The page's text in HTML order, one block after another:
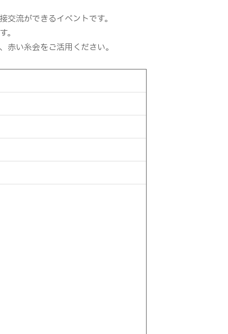
流ができるイベントです。
。
い糸会をご活用ください。